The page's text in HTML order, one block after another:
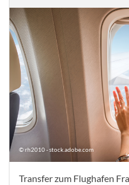
© rh2010 - stock.adobe.com
Transfer zum Flughafen